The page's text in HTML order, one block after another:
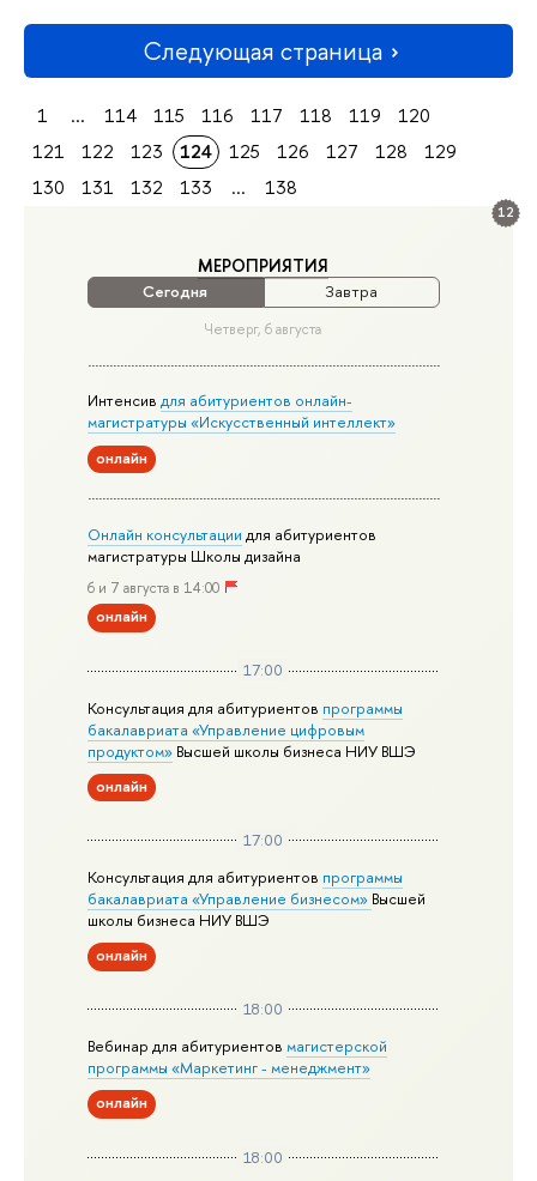
12
МЕРОПРИЯТИЯ
Сегодня Завтра
Четверг, 6 августа
Интенсивдля абитуриентов онлайн-
магистратуры «Искусственный интеллект»
онлайн
Онлайн консультации для абитуриентов
магистратуры Школы дизайна
6 и 7 августа в 14:00
онлайн
17:00
Консультация для абитуриентов программы
бакалавриата «Управление цифровым
продуктом» Высшей школы бизнеса НИУ ВШЭ
онлайн
17:00
Консультация для абитуриентов программы
бакалавриата «Управление бизнесом» Высшей
школы бизнеса НИУ ВШЭ
онлайн
18:00
Вебинар для абитуриентовмагистерской
программы «Маркетинг - менеджмент»
онлайн
18:00
Следующая страница
1 ... 114 115 116 117 118 119
120
121
122 123 124 125 126 127 128
129
130
131 132 133 ... 138